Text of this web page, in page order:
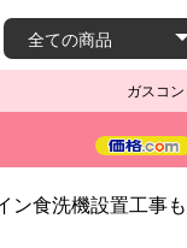
ガスコ